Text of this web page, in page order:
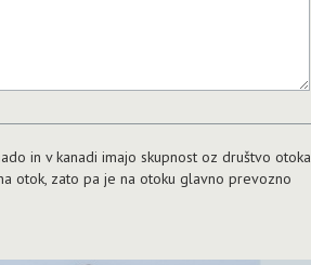
in v kanadi imajo skupnost oz društvo otoka
otok, zato pa je na otoku glavno prevozno